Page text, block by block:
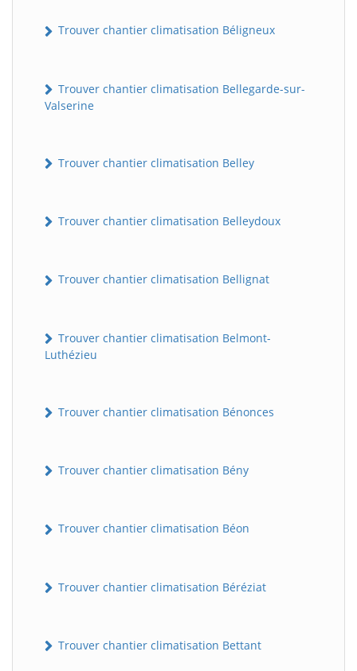
Trouver chantier climatisation Béligneux
Trouver chantier climatisation Bellegarde-sur-
Valserine
Trouver chantier climatisation Belley
Trouver chantier climatisation Belleydoux
Trouver chantier climatisation Bellignat
Trouver chantier climatisation Belmont-
Luthézieu
Trouver chantier climatisation Bénonces
Trouver chantier climatisation Bény
Trouver chantier climatisation Béon
Trouver chantier climatisation Béréziat
Trouver chantier climatisation Bettant